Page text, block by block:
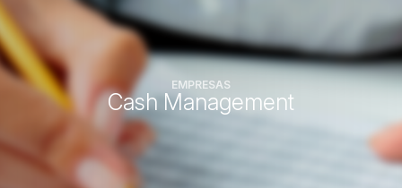
EMPRESAS
Cash Management